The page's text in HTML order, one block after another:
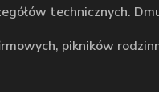
technicznych.
pikników